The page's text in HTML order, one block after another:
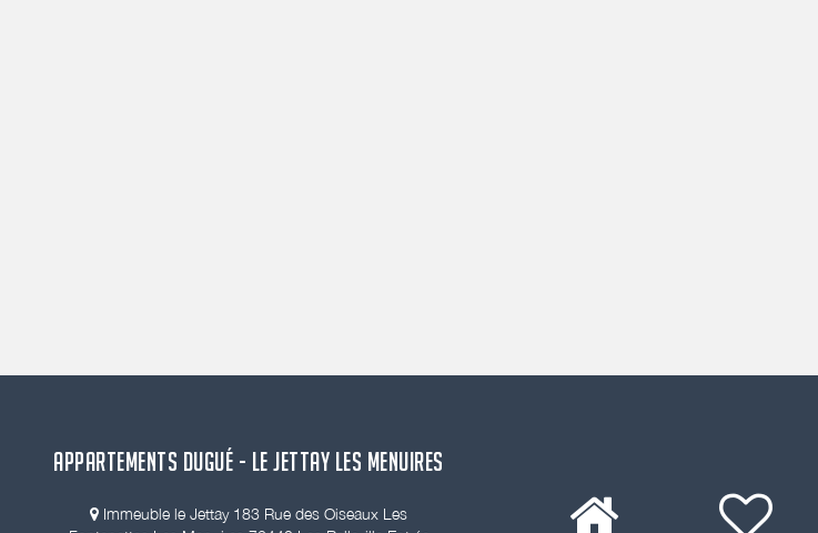
APPARTEMENTS DUGUÉ - LE JETTAY LES MENUIRES
Immeuble le Jettay 183 Rue des Oiseaux Les